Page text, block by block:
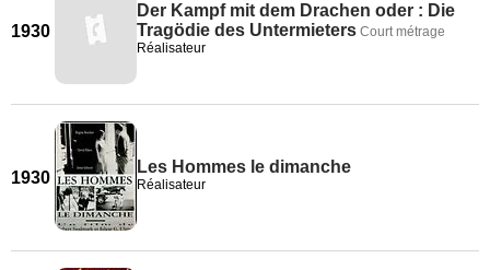
1930
Der Kampf mit dem Drachen oder : Die
Tragödie des Untermieters Court métrage
Réalisateur
1930
Les Hommes le dimanche
Réalisateur